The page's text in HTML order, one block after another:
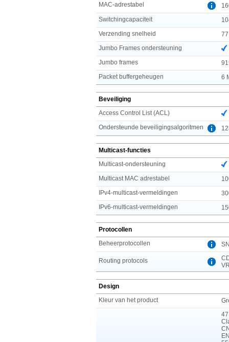
MAC-adrestabel
Switchingcapaciteit
Verzending snelheid
Jumbo Frames ondersteuning
Jumbo frames
Packet buffergeheugen
6
Beveiliging
Access Control List (ACL)
Ondersteunde beveiligingsalgoritmen
Multicast-functies
Multicast-ondersteuning
Multicast MAC adrestabel
IPv4-multicast-vermeldingen
IPv6-multicast-vermeldingen
Protocollen
Beheerprotocollen
Routing protocols
Design
Kleur van het product